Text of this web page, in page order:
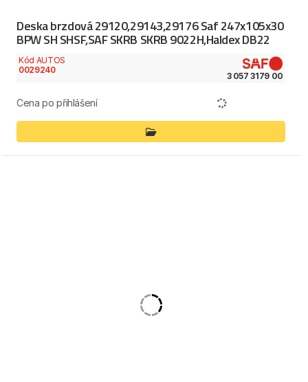
Deska brzdová 29120,29143,29176 Saf 247x105x30
BPW SH SHSF,SAF SKRB SKRB 9022H,Haldex DB22
Kód AUTOS
0029240
3 057 3179 00
Cena po přihlášení